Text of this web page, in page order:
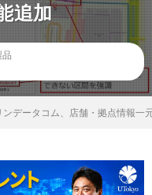
追加
品
ンデータコム、店舗・拠点情報一